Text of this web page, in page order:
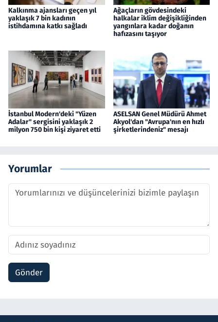
Kalkınma ajansları geçen yıl
yaklaşık 7 bin kadının
istihdamına katkı sağladı
Ağaçların gövdesindeki
halkalar iklim değişikliğinden
yangınlara kadar doğanın
hafızasını taşıyor
İstanbul Modern'deki "Yüzen
Adalar" sergisini yaklaşık 2
milyon 750 bin kişi ziyaret etti
ASELSAN Genel Müdürü Ahmet
Akyol'dan "Avrupa'nın en hızlı
şirketlerindeniz" mesajı
Yorumlar
Gönder